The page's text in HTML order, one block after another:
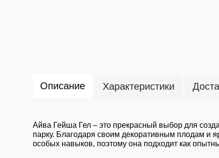
Описание Характеристики
Айва Гейша Гел – это прекрасный выбор для
парку. Благодаря своим декоративным плодам и
особых навыков, поэтому она подходит как